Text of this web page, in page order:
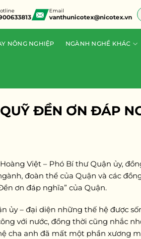
Email
vanthunicotex@nicotex.vn
NÔNG NGHIỆP NGÀNH NGHỀ KHÁC
ĐỀN ƠN ĐÁP
Việt – Phó Bí thư Quận ủy,
đoàn thể của Quận và các
ơn đáp nghĩa” của Quận.
ủy – đại diện những thế hệ được
với nước, đồng thời cũng nhắc
cha anh đã mất một phần xương